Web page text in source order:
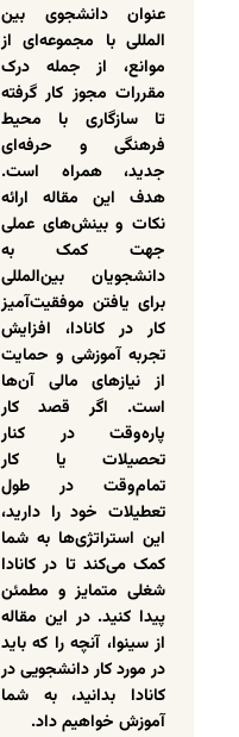
عنوان دانشجوی بین
المللی با مجموعه‌ای از
موانع، از جمله درک
مقررات مجوز کار گرفته
تا سازگاری با محیط
فرهنگی و حرفه‌ای
جدید، همراه است.
هدف این مقاله ارائه
نکات و بینش‌های عملی
جهت کمک به
دانشجویان بین‌المللی
برای یافتن موفقیت‌آمیز
کار در کانادا، افزایش
تجربه آموزشی و حمایت
از نیازهای مالی آن‌ها
است. اگر قصد کار
پاره‌وقت در کنار
تحصیلات یا کار
تمام‌وقت در طول
تعطیلات خود را دارید،
این استراتژی‌ها به شما
کمک می‌کند تا در کانادا
شغلی متمایز و مطمئن
پیدا کنید. در این مقاله
از سینوا، آنچه را که باید
در مورد کار دانشجویی در
کانادا بدانید، به شما
آموزش خواهیم داد.